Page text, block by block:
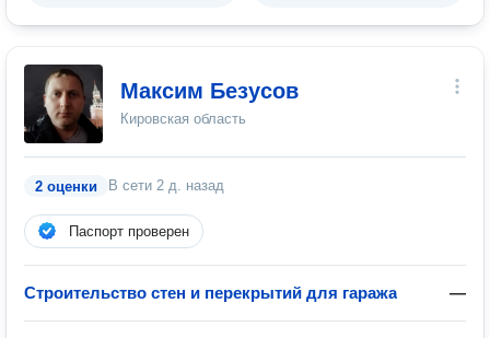
Максим Безусов
Кировская область
2 оценки В сети 2 д. назад
Паспорт проверен
Строительство стен и перекрытий для гаража —